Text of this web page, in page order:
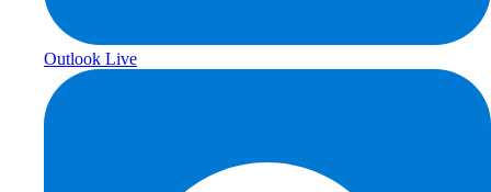
Outlook Live